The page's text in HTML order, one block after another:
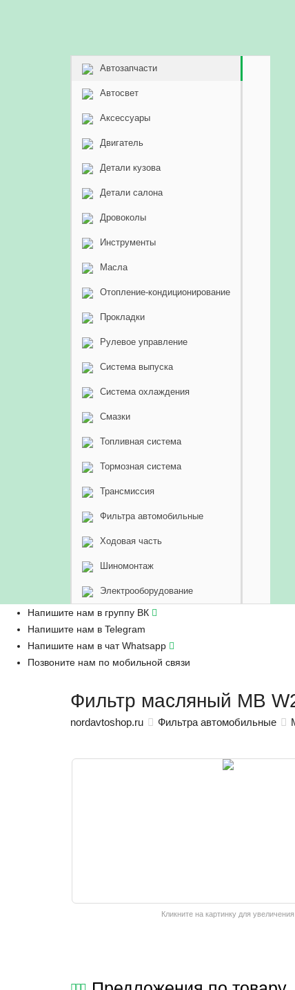
Автозапчасти
Автосвет
Аксессуары
Двигатель
Детали кузова
Детали салона
Дровоколы
Инструменты
Масла
Отопление-кондиционирование
Прокладки
Рулевое управление
Система выпуска
Система охлаждения
Смазки
Топливная система
Тормозная система
Трансмиссия
Фильтра автомобильные
Ходовая часть
Шиномонтаж
Электрооборудование
Напишите нам в группу ВК
Напишите нам в Telegram
Напишите нам в чат Whatsapp
Позвоните нам по мобильной связи
Фильтр масляный MB
nordavtoshop.ru Фильтра автомобильные
Кликните на картинку для увеличения